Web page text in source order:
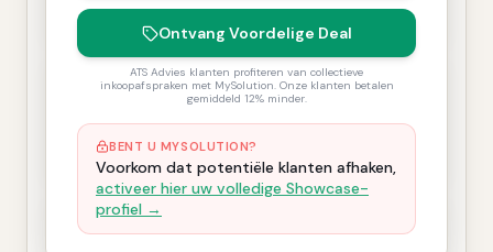
Ontvang Voordelige Deal
ATS Advies klanten profiteren van collectieve
inkoopafspraken met MySolution. Onze klanten betalen
gemiddeld 12% minder.
BENT U MYSOLUTION?
Voorkom dat potentiële klanten afhaken,
activeer hier uw volledige Showcase-
profiel →